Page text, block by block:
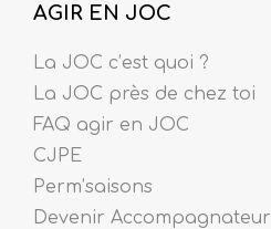
AGIR EN JOC
La JOC c’est quoi ?
La JOC près de chez toi
FAQ agir en JOC
CJPE
Perm’saisons
Devenir Accompagnateur